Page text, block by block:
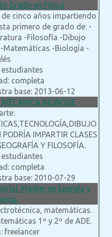
Grado en Física
cinco años impartiendo
primero de grado de: -
-Filosofía -Dibujo
Matemáticas -Biología -
estudiantes
completa
base: 2013-06-12
BILINGÜE
IMPARTIR CLASES
Y FILOSOFÍA.
estudiantes
completa
base: 2010-07-29
Máster en Energía y
matemáticas.
1º y 2º de ADE.
freelancer